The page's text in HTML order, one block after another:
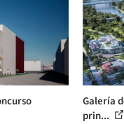
Galería
prin...